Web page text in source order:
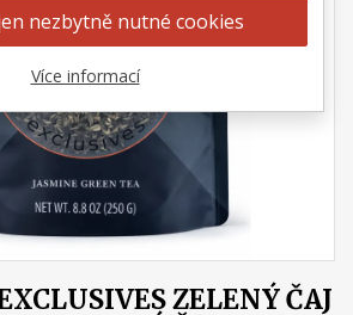
ZELENÝ ČAJ
nezbytně nutné cookies
Více informací